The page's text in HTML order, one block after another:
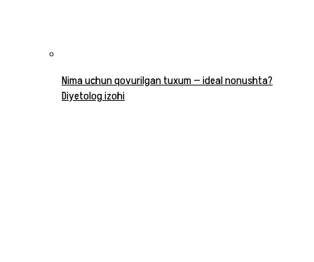
Nima uchun qovurilgan tuxum — ideal nonushta?
Diyetolog izohi